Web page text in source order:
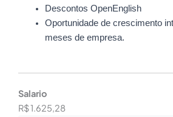
Descontos OpenEnglish
Oportunidade de crescimento
meses de empresa.
Salario
R$ 1.625,28